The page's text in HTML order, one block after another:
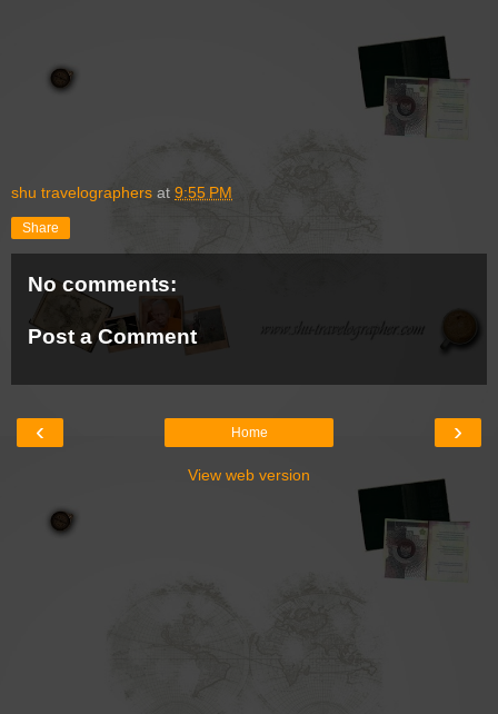
shu travelographers at 9:55 PM
Share
No comments:
Post a Comment
‹ ›
Home
View web version